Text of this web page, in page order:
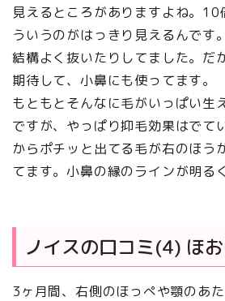
見えるところがありますよね。10
ういうのがはっきり見えるんです
結構よく抜いたりしてました。だ
期待して、小鼻にも使ってます。
もともとそんなに毛がいっぱい生
ですが、やっぱり抑毛効果はでて
からポチッと出てる毛が右のほう
てます。小鼻の縁のラインが明る
ノイスの口コミ(4) ほ
3ヶ月間、右側のほっぺや顎のあ